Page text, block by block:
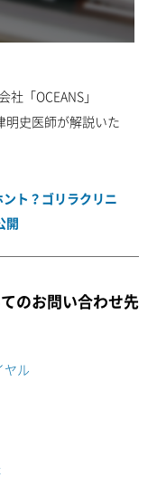
診察券をお持ちの方
ーム
「OCEANS」
明史医師が解説いた
ント？ゴリラクリニ
開
のお問い合わせ先
ヤル